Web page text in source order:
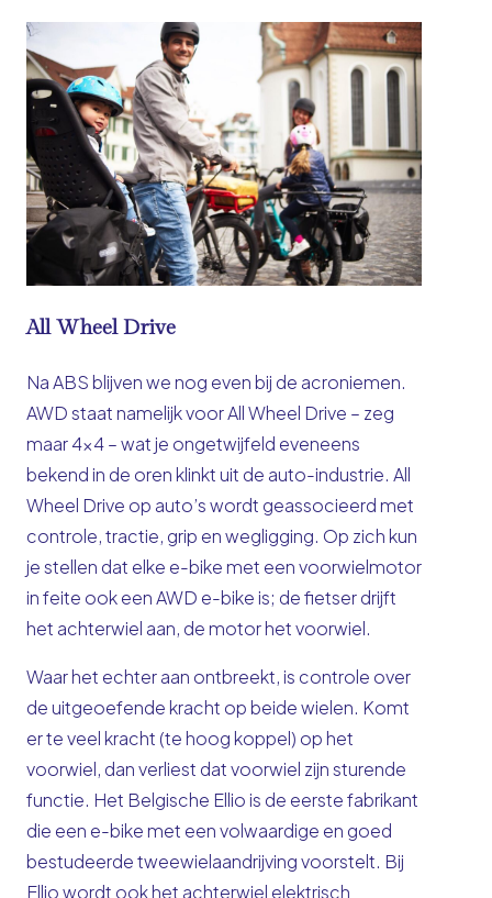
All Wheel Drive
Na ABS blijven we nog even bij de acroniemen.
AWD staat namelijk voor All Wheel Drive – zeg
maar 4×4 – wat je ongetwijfeld eveneens
bekend in de oren klinkt uit de auto-industrie. All
Wheel Drive op auto’s wordt geassocieerd met
controle, tractie, grip en wegligging. Op zich kun
je stellen dat elke e-bike met een voorwielmotor
in feite ook een AWD e-bike is; de fietser drijft
het achterwiel aan, de motor het voorwiel.
Waar het echter aan ontbreekt, is controle over
de uitgeoefende kracht op beide wielen. Komt
er te veel kracht (te hoog koppel) op het
voorwiel, dan verliest dat voorwiel zijn sturende
functie. Het Belgische Ellio is de eerste fabrikant
die een e-bike met een volwaardige en goed
bestudeerde tweewielaandrijving voorstelt. Bij
Ellio wordt ook het achterwiel elektrisch